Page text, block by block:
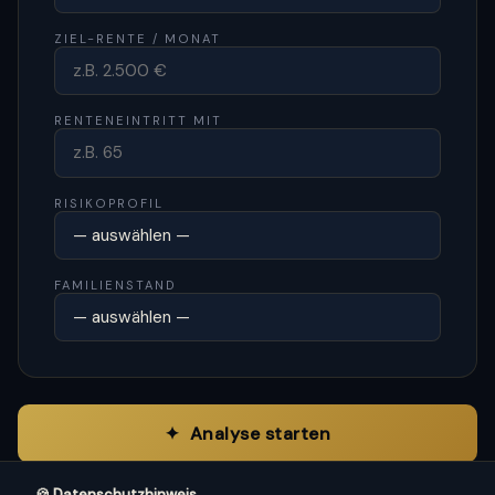
ZIEL-RENTE / MONAT
RENTENEINTRITT MIT
RISIKOPROFIL
FAMILIENSTAND
✦ Analyse starten